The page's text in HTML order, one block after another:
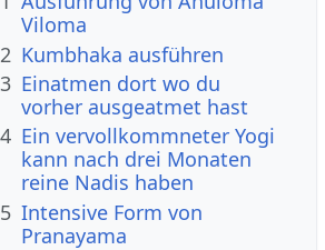
Viloma
Kumbhaka ausführen
Einatmen dort wo du
vorher ausgeatmet hast
Ein vervollkommneter Yogi
kann nach drei Monaten
reine Nadis haben
Intensive Form von
Pranayama